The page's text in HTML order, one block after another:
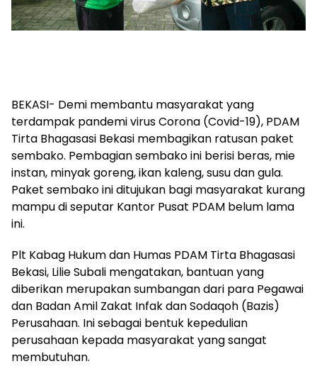
BEKASI- Demi membantu masyarakat yang
terdampak pandemi virus Corona (Covid-19), PDAM
Tirta Bhagasasi Bekasi membagikan ratusan paket
sembako. Pembagian sembako ini berisi beras, mie
instan, minyak goreng, ikan kaleng, susu dan gula.
Paket sembako ini ditujukan bagi masyarakat kurang
mampu di seputar Kantor Pusat PDAM belum lama
ini.
Plt Kabag Hukum dan Humas PDAM Tirta Bhagasasi
Bekasi, Lilie Subali mengatakan, bantuan yang
diberikan merupakan sumbangan dari para Pegawai
dan Badan Amil Zakat Infak dan Sodaqoh (Bazis)
Perusahaan. Ini sebagai bentuk kepedulian
perusahaan kepada masyarakat yang sangat
membutuhan.